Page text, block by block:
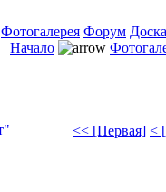
Фотогалерея Форум
Начало
<< [Первая] <